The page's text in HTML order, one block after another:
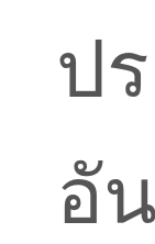
ป
อั